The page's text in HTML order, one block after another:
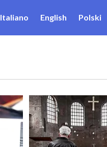
Italiano English Polski